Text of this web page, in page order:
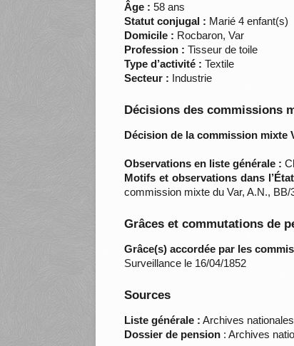
Âge : 58 ans
Statut conjugal : Marié 4 enfant(s)
Domicile : Rocbaron, Var
Profession : Tisseur de toile
Type d’activité : Textile
Secteur : Industrie
Décisions des commissions
Décision de la commission mixte
Observations en liste générale :
Motifs et observations dans
commission mixte du Var, A.N., BB/
Grâces et commutations de
Grâce(s) accordée par les
Surveillance le 16/04/1852
Sources
Liste générale : Archives
Dossier de pension : Archives